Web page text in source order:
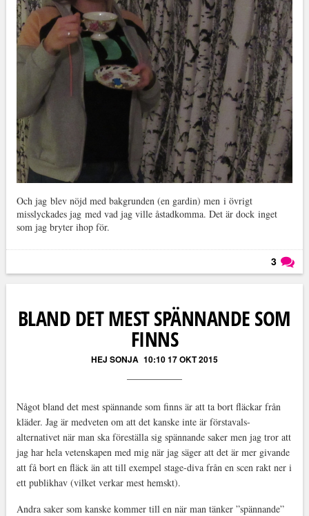
Och jag blev nöjd med bakgrunden (en gardin) men i övrigt
misslyckades jag med vad jag ville åstadkomma. Det är dock inget
som jag bryter ihop för.
3
BLAND DET MEST SPÄNNANDE SOM
FINNS
HEJ SONJA 10:10 17 OKT 2015
Något bland det mest spännande som finns är att ta bort fläckar från
kläder. Jag är medveten om att det kanske inte är förstavals-
alternativet när man ska föreställa sig spännande saker men jag tror att
jag har hela vetenskapen med mig när jag säger att det är mer givande
att få bort en fläck än att till exempel stage-diva från en scen rakt ner i
ett publikhav (vilket verkar mest hemskt).
Andra saker som kanske kommer till en när man tänker ”spännande”